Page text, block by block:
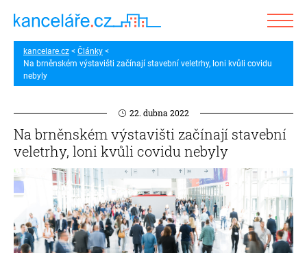
kancelare.cz
Články
Na brněnském výstavišti začínají stavební veletrhy, loni kvůli covidu
nebyly
22. dubna 2022
Na brněnském výstavišti začínají stavební
veletrhy, loni kvůli covidu nebyly